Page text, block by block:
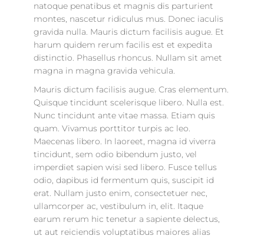
natoque penatibus et magnis dis parturient
montes, nascetur ridiculus mus. Donec iaculis
gravida nulla. Mauris dictum facilisis augue. Et
harum quidem rerum facilis est et expedita
distinctio. Phasellus rhoncus. Nullam sit amet
magna in magna gravida vehicula.
Mauris dictum facilisis augue. Cras elementum.
Quisque tincidunt scelerisque libero. Nulla est.
Nunc tincidunt ante vitae massa. Etiam quis
quam. Vivamus porttitor turpis ac leo.
Maecenas libero. In laoreet, magna id viverra
tincidunt, sem odio bibendum justo, vel
imperdiet sapien wisi sed libero. Fusce tellus
odio, dapibus id fermentum quis, suscipit id
erat. Nullam justo enim, consectetuer nec,
ullamcorper ac, vestibulum in, elit. Itaque
earum rerum hic tenetur a sapiente delectus,
ut aut reiciendis voluptatibus maiores alias